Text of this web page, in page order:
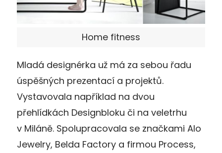
Home fitness
Mladá designérka už má za sebou řadu
úspěšných prezentací a projektů.
Vystavovala například na dvou
přehlídkách Designbloku či na veletrhu
v Miláně. Spolupracovala se značkami Alo
Jewelry, Belda Factory a firmou Process,